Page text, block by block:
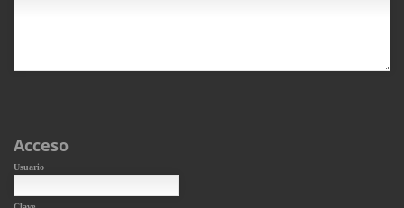
Acceso
Usuario